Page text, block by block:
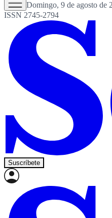
Domingo, 9 de agosto de
ISSN 2745-2794
Suscríbete